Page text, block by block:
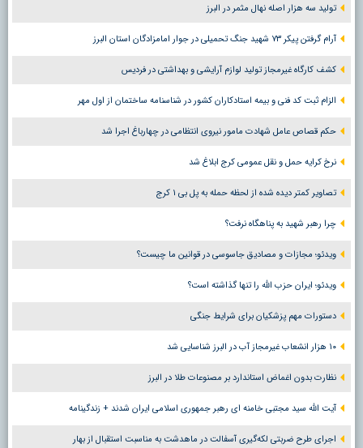
تولید سه هزار اصله نهال مثمر در البرز
آرام گرفتن پیکر ۷۳ شهید جنگ تحمیلی در جوار امامزادگان استان البرز
کشف کارگاه غیرمجاز تولید لوازم آرایشی و بهداشتی در فردیس
الزام ثبت کد فنی و بیمه استادکاران کشور در شناسنامه ساختمان از اول مهر
حکم قصاص عامل شهادت مامور نیروی انتظامی در چهارباغ اجرا شد
نرخ کرایه حمل و نقل عمومی کرج ابلاغ شد
تصاویر کمتر دیده شده از لحظه حمله به پل بی ۱ کرج
چرا رهبر شهید به پناهگاه نرفت؟
ویدئو؛ مجازات و مصادیق جاسوسی در قوانین ما چیست؟
ویدئو؛ ایران حزب الله را تنها گذاشته است؟
دستورات مهم پزشکیان برای شرایط جنگی
۱۰ هزار انشعاب غیرمجاز آب در البرز شناسایی شد
نظارت بدون اغماض استاندارد بر مصنوعات طلا در البرز
آیت الله سید مجتبی خامنه ای رهبر جمهوری اسلامی ایران شدند + زندگینامه
اجرای طرح ضربتی لکه‌گیری آسفالت در ماهدشت به مناسبت استقبال از بهار